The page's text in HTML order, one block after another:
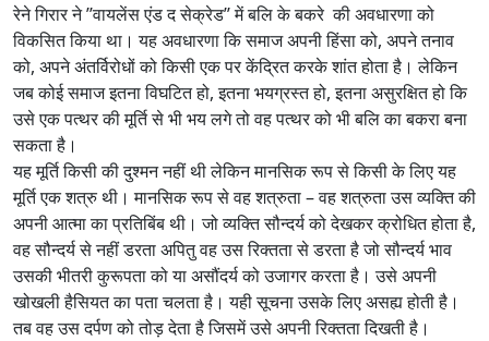
रेने गिरार ने ’’वायलेंस एंड द सेक्रेड’’ में बलि के बकरे की अवधारणा को
विकसित किया था। यह अवधारणा कि समाज अपनी हिंसा को, अपने तनाव
को, अपने अंतर्विरोधों को किसी एक पर केंद्रित करके शांत होता है। लेकिन
जब कोई समाज इतना विघटित हो, इतना भयग्रस्त हो, इतना असुरक्षित हो कि
उसे एक पत्थर की मूर्ति से भी भय लगे तो वह पत्थर को भी बलि का बकरा बना
सकता है।
यह मूर्ति किसी की दुश्मन नहीं थी लेकिन मानसिक रूप से किसी के लिए यह
मूर्ति एक शत्रु थी। मानसिक रूप से वह शत्रुता – वह शत्रुता उस व्यक्ति की
अपनी आत्मा का प्रतिबिंब थी। जो व्यक्ति सौन्दर्य को देखकर क्रोधित होता है,
वह सौन्दर्य से नहीं डरता अपितु वह उस रिक्तता से डरता है जो सौन्दर्य भाव
उसकी भीतरी कुरूपता को या असौंदर्य को उजागर करता है। उसे अपनी
खोखली हैसियत का पता चलता है। यही सूचना उसके लिए असह्य होती है।
तब वह उस दर्पण को तोड़ देता है जिसमें उसे अपनी रिक्तता दिखती है।